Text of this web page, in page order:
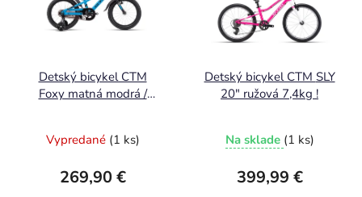
Detský bicykel CTM
Foxy matná modrá /
Vypredané (1 ks)
269,90 €
Detský bicykel CTM SLY
20" ružová 7,4kg !
Na sklade (1 ks)
399,99 €